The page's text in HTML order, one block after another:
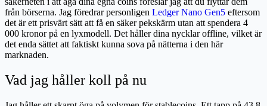
från börserna. Jag föredrar personligen Ledger Nano Gen5 eftersom
det är ett prisvärt sätt att få en säker pekskärm utan att spendera 4
000 kronor på en lyxmodell. Det håller dina nycklar offline, vilket är
det enda sättet att faktiskt kunna sova på nätterna i den här
marknaden.
Vad jag håller koll på nu